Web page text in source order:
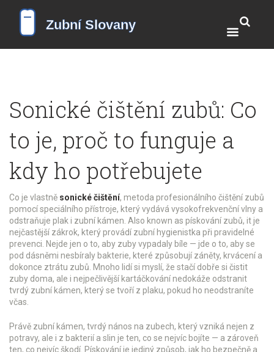
Sonické čištění zubů: Co
to je, proč to funguje a
kdy ho potřebujete
Co je vlastně sonické čištění, metoda profesionálního čištění zubů
pomocí speciálního přístroje, který vydává vysokofrekvenční vlny a
odstraňuje plak i zubní kámen . Also known as pískování zubů, it je
nejčastější zákrok, který provádí zubní hygienistka při pravidelné
prevenci. Nejde jen o to, aby zuby vypadaly bíle — jde o to, aby se
pod dásněmi nesbíraly bakterie, které způsobují záněty, krvácení a
dokonce ztrátu zubů. Mnoho lidí si myslí, že stačí dobře si čistit
zuby doma, ale i nejpečlivější kartáčkování nedokáže odstranit
tvrdý zubní kámen, který se tvoří z plaku, pokud ho neodstraníte
včas.
Právě zubní kámen, tvrdý nános na zubech, který vzniká nejen z
potravy, ale i z bakterií a slin je ten, co se nejvíc bojíte — a zároveň
ten, co nejvíc škodí. Pískování je jediný způsob, jak ho bezpečně a